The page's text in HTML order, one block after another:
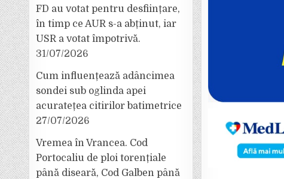
FD au votat pentru desființare,
în timp ce AUR s-a abținut, iar
USR a votat împotrivă.
31/07/2026
Cum influențează adâncimea
sondei sub oglinda apei
acuratețea citirilor batimetrice
27/07/2026
Vremea în Vrancea. Cod
Portocaliu de ploi torențiale
până diseară, Cod Galben până